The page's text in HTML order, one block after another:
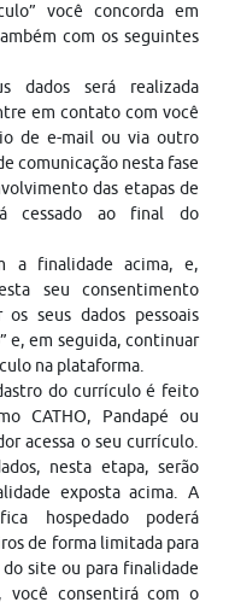
você concorda em
com os seguintes
dados será realizada
em contato com você
de e-mail ou via outro
comunicação nesta fase
das etapas de
cessado ao final do
a finalidade acima, e,
seu consentimento
seus dados pessoais
e, em seguida, continuar
na plataforma.
do currículo é feito
CATHO, Pandapé ou
acessa o seu currículo.
nesta etapa, serão
exposta acima. A
hospedado poderá
de forma limitada para
site ou para finalidade
você consentirá com o